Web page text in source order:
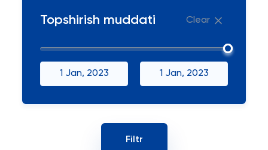
Topshirish muddati Clear
1 Jan, 2023 1 Jan, 2023